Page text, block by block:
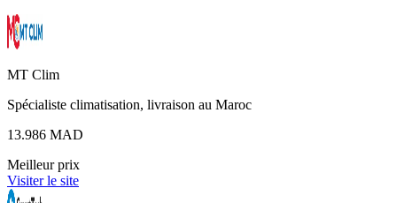
MT Clim
Spécialiste climatisation, livraison au Maroc
13.986 MAD
Meilleur prix
Visiter le site